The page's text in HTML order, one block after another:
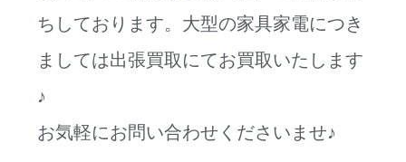
ちしております。大型の家具家電につき
ましては出張買取にてお買取いたします
♪
お気軽にお問い合わせくださいませ♪